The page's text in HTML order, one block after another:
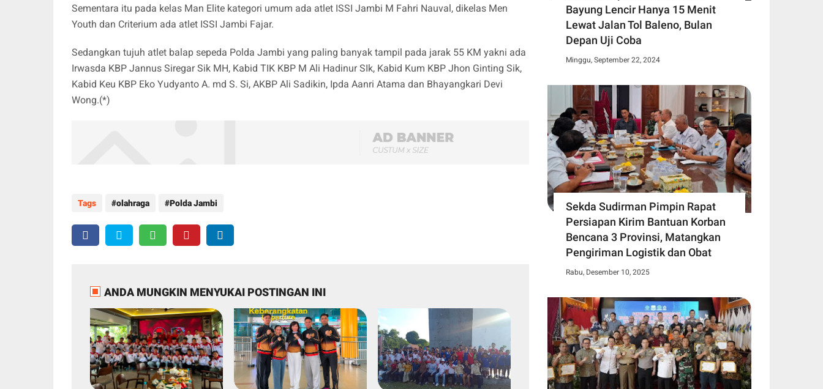
Sementara itu pada kelas Man Elite kategori umum ada atlet ISSI Jambi M Fahri Nauval, dikelas Men
Youth dan Criterium ada atlet ISSI Jambi Fajar.
Sedangkan tujuh atlet balap sepeda Polda Jambi yang paling banyak tampil pada jarak 55 KM yakni ada
Irwasda KBP Jannus Siregar Sik MH, Kabid TIK KBP M Ali Hadinur SIk, Kabid Kum KBP Jhon Ginting Sik,
Kabid Keu KBP Eko Yudyanto A. md S. Si, AKBP Ali Sadikin, Ipda Aanri Atama dan Bhayangkari Devi
Wong.(*)
Tags olahraga Polda Jambi
ANDA MUNGKIN MENYUKAI POSTINGAN INI
Bayung Lencir Hanya 15 Menit
Lewat Jalan Tol Baleno, Bulan
Depan Uji Coba
Minggu, September 22, 2024
Sekda Sudirman Pimpin Rapat
Persiapan Kirim Bantuan Korban
Bencana 3 Provinsi, Matangkan
Pengiriman Logistik dan Obat
Rabu, Desember 10, 2025